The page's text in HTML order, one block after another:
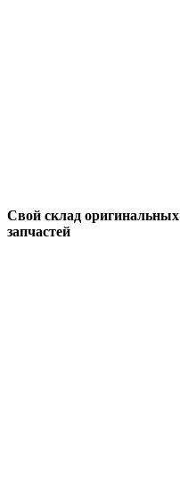
Свой склад оригинальных
запчастей